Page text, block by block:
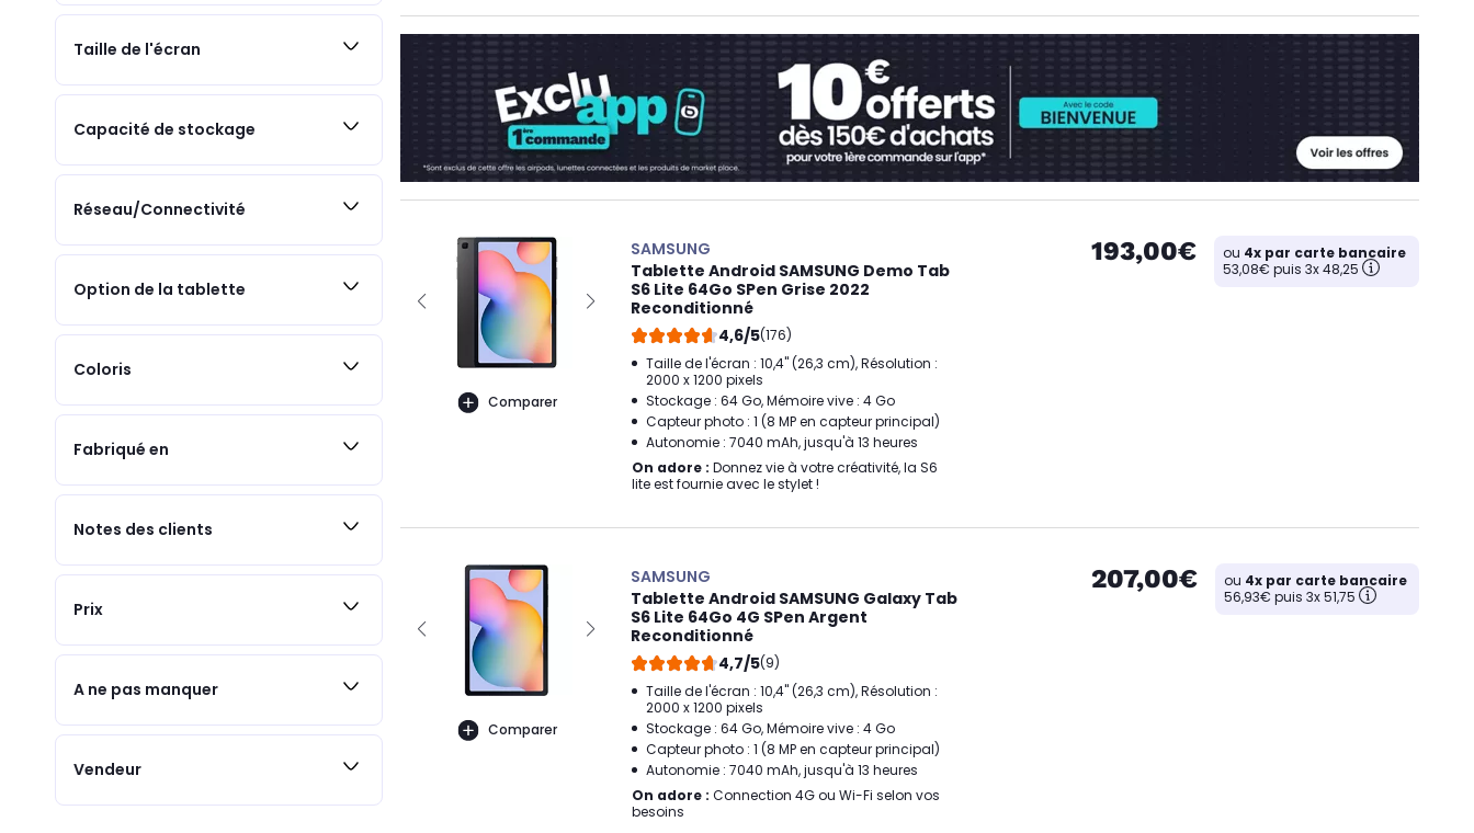
Taille de l'écran
Capacité de stockage
Réseau/Connectivité
Option de la tablette
Coloris
Fabriqué en
Notes des clients
Prix
A ne pas manquer
Vendeur
Comparer
SAMSUNG
Tablette Android SAMSUNG Demo Tab
S6 Lite 64Go SPen Grise 2022
Reconditionné
4,6/5(176)
Taille de l'écran : 10,4" (26,3 cm), Résolution :
2000 x 1200 pixels
Stockage : 64 Go, Mémoire vive : 4 Go
Capteur photo : 1 (8 MP en capteur principal)
Autonomie : 7040 mAh, jusqu'à 13 heures
On adore : Donnez vie à votre créativité, la S6
lite est fournie avec le stylet !
193,00€ ou 4x par carte bancaire
53,08€ puis 3x 48,25
Comparer
SAMSUNG
Tablette Android SAMSUNG Galaxy Tab
S6 Lite 64Go 4G SPen Argent
Reconditionné
4,7/5(9)
Taille de l'écran : 10,4" (26,3 cm), Résolution :
2000 x 1200 pixels
Stockage : 64 Go, Mémoire vive : 4 Go
Capteur photo : 1 (8 MP en capteur principal)
Autonomie : 7040 mAh, jusqu'à 13 heures
On adore : Connection 4G ou Wi-Fi selon vos
besoins
207,00€ ou 4x par carte bancaire
56,93€ puis 3x 51,75